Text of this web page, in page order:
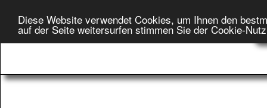
Diese Website verwendet Cookies, um Ihnen den
auf der Seite weitersurfen stimmen Sie der Cookie-